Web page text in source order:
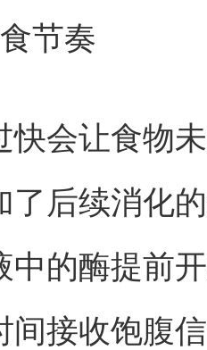
节奏
快会让食物
了后续消化
中的酶提前
间接收饱腹